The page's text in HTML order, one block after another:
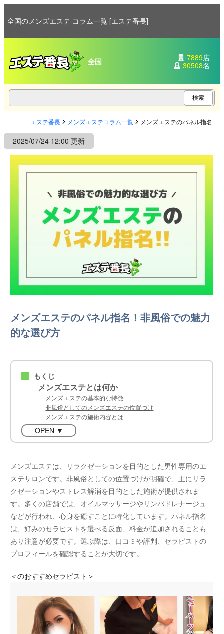
全国のメンズエステ コラム一覧 [エステ番長]
全国 7889店
30508名
エステ番長 メンズエステコラム一覧 メンズエステのパネル指名！
2025/07/24 12:00 更新
メンズエステのパネル指名！非風俗での魅力
的な選び方
■ もくじ
メンズエステとは何か
メンズエステの基本的な特徴
非風俗としてのメンズエステの位置づけ
メンズエステの施術内容とは
OPEN ▼
メンズエステは、リラクゼーションを目的とした男性専用のエ
ステサロンです。非風俗としての位置づけが明確で、主にリラ
クゼーションやストレス解消を目的とした施術が提供されま
す。多くの店舗では、オイルマッサージやリンパドレナージュ
などが行われ、心身を癒すことに特化しています。パネル指名
は、好みのセラピストを選べる反面、料金が追加されることも
あり注意が必要です。選ぶ際は、口コミや評判、セラピストの
プロフィールを確認することが大切です。
＜のおすすめセラピスト＞